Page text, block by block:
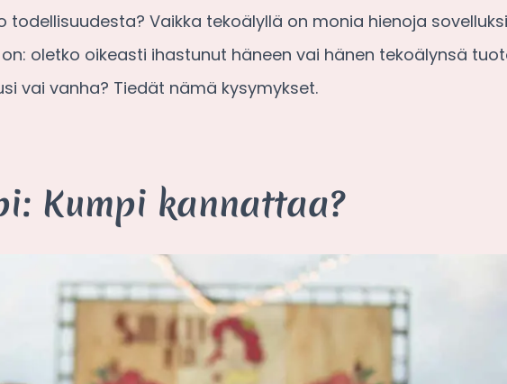
Vaikka tekoälyllä on monia hienoja
oletko oikeasti ihastunut häneen vai hänen tekoälynsä
vai vanha? Tiedät nämä kysymykset.
Kumpi kannattaa?